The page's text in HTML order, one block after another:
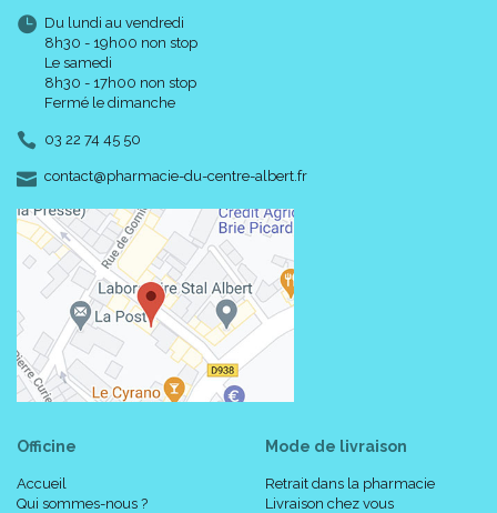
Du lundi au vendredi
8h30 - 19h00 non stop
Le samedi
8h30 - 17h00 non stop
Fermé le dimanche
03 22 74 45 50
contact-
@-
pharmacie-du-centre-albert.fr
Officine
Accueil
Qui sommes-nous ?
Mode de livraison
Retrait dans la pharmacie
Livraison chez vous